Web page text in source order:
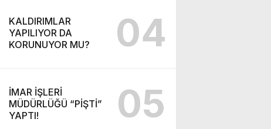
KALDIRIMLAR
YAPILIYOR DA
KORUNUYOR MU?
04
İMAR İŞLERİ
MÜDÜRLÜĞÜ “PİŞTİ”
YAPTI!
05